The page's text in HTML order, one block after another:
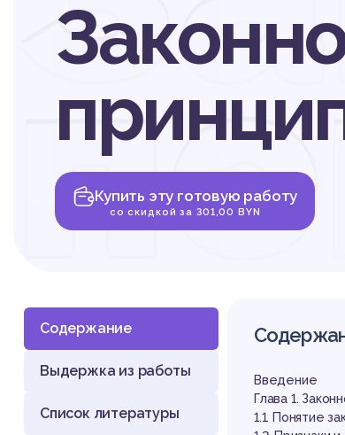
Купить эту готовую работу
со скидкой за 301,00 BYN
Содержание
Выдержка из работы
Список литературы
Введение
Глава 1.
1.1. Понятие